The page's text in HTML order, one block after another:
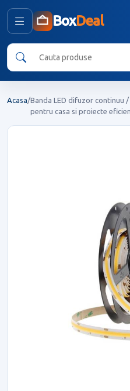
BoxDeal
Acasa/Banda LED difuzor continuu /
pentru casa si proiecte